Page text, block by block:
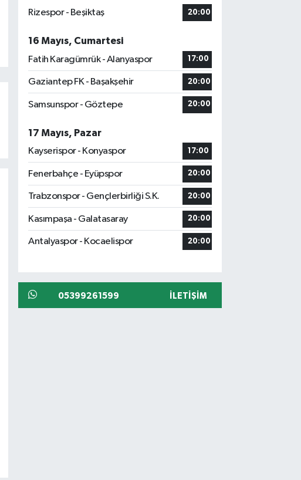
Rizespor - Beşiktaş
20:00
16 Mayıs, Cumartesi
Fatih Karagümrük - Alanyaspor
17:00
Gaziantep FK - Başakşehir 20:00
Samsunspor - Göztepe 20:00
17 Mayıs, Pazar
Kayserispor - Konyaspor
17:00
Fenerbahçe - Eyüpspor 20:00
Trabzonspor - Gençlerbirliği S.K. 20:00
Kasımpaşa - Galatasaray 20:00
Antalyaspor - Kocaelispor 20:00
05399261599 İLETIŞIM